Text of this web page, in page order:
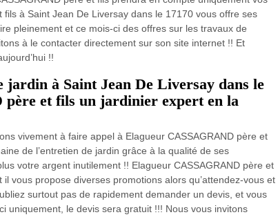
à Saint Jean De Liversay dans le 17170 vous offre ses
pleinement et ce mois-ci des offres sur les travaux de
à le contacter directement sur son site internet !! Et
!!
jardin à Saint Jean De Liversay dans le
père et fils un jardinier expert en la
vivement à faire appel à Elagueur CASSAGRAND père et
de l’entretien de jardin grâce à la qualité de ses
votre argent inutilement !! Elagueur CASSAGRAND père et
vous propose diverses promotions alors qu’attendez-vous et
surtout pas de rapidement demander un devis, et vous
uniquement, le devis sera gratuit !!! Nous vous invitons